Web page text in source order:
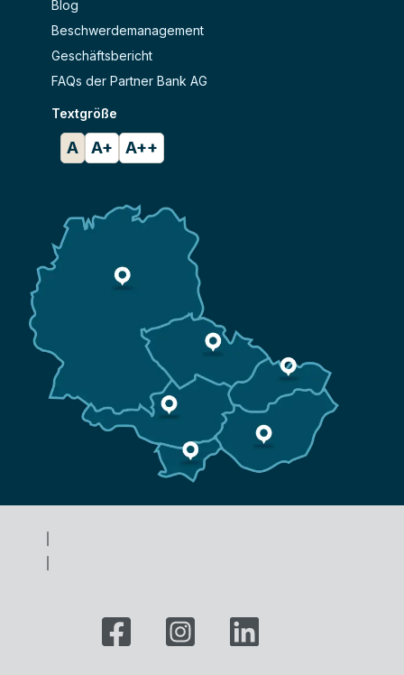
Blog
Beschwerdemanagement
Geschäftsbericht
FAQs der Partner Bank AG
Textgröße
A A+ A++